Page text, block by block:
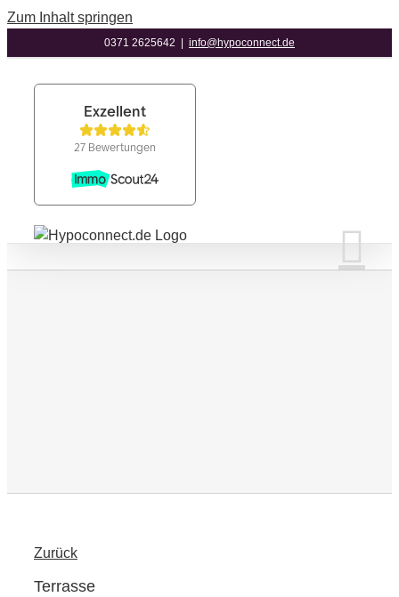
Zum Inhalt springen
0371 2625642 info@hypoconnect.de
Zurück
Terrasse